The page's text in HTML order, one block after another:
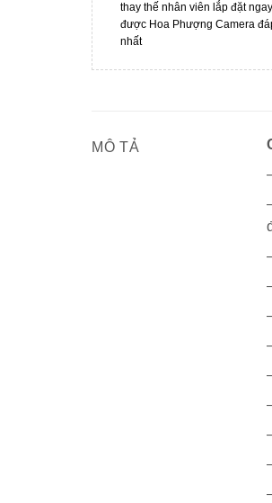
thay thế nhân viên lắp đặt
được Hoa Phượng Camera
nhất
MÔ TẢ